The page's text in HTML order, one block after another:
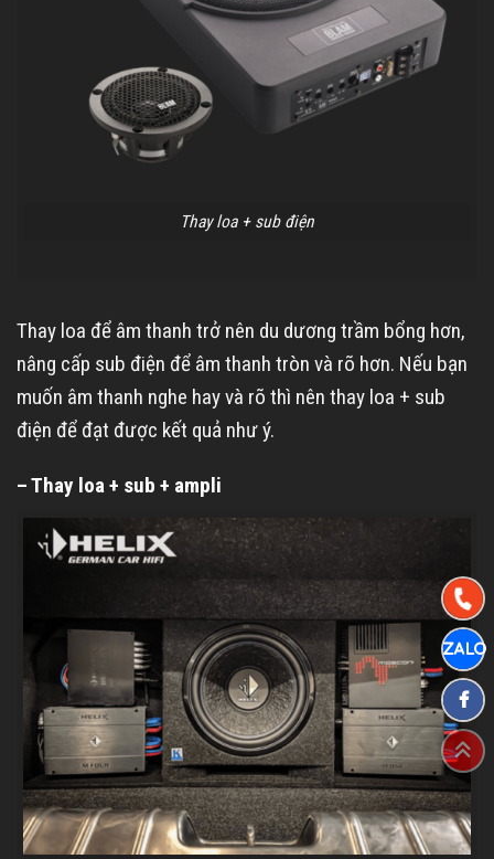
Thay loa + sub điện
Thay loa để âm thanh trở nên du dương trầm bổng hơn,
nâng cấp sub điện để âm thanh tròn và rõ hơn. Nếu bạn
muốn âm thanh nghe hay và rõ thì nên thay loa + sub
điện để đạt được kết quả như ý.
– Thay loa + sub + ampli